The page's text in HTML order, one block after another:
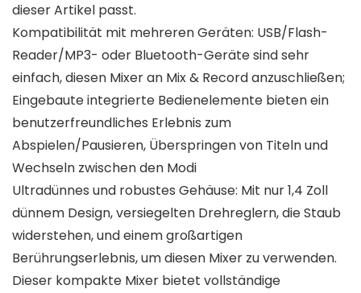
dieser Artikel passt.
Kompatibilität mit mehreren Geräten: USB/Flash-
Reader/MP3- oder Bluetooth-Geräte sind sehr
einfach, diesen Mixer an Mix & Record anzuschließen;
Eingebaute integrierte Bedienelemente bieten ein
benutzerfreundliches Erlebnis zum
Abspielen/Pausieren, Überspringen von Titeln und
Wechseln zwischen den Modi
Ultradünnes und robustes Gehäuse: Mit nur 1,4 Zoll
dünnem Design, versiegelten Drehreglern, die Staub
widerstehen, und einem großartigen
Berührungserlebnis, um diesen Mixer zu verwenden.
Dieser kompakte Mixer bietet vollständige